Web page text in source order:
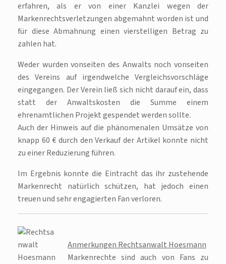
erfahren, als er von einer Kanzlei wegen der
Markenrechtsverletzungen abgemahnt worden ist und
für diese Abmahnung einen vierstelligen Betrag zu
zahlen hat.
Weder wurden vonseiten des Anwalts noch vonseiten
des Vereins auf irgendwelche Vergleichsvorschläge
eingegangen. Der Verein ließ sich nicht darauf ein, dass
statt der Anwaltskosten die Summe einem
ehrenamtlichen Projekt gespendet werden sollte.
Auch der Hinweis auf die phänomenalen Umsätze von
knapp 60 € durch den Verkauf der Artikel konnte nicht
zu einer Reduzierung führen.
Im Ergebnis konnte die Eintracht das ihr zustehende
Markenrecht natürlich schützen, hat jedoch einen
treuen und sehr engagierten Fan verloren.
Anmerkungen Rechtsanwalt Hoesmann
Markenrechte sind auch von Fans zu